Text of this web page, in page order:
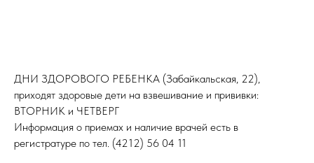
ДНИ ЗДОРОВОГО РЕБЕНКА (Забайкальская, 22),
приходят здоровые дети на взвешивание и прививки:
ВТОРНИК и ЧЕТВЕРГ
Информация о приемах и наличие врачей есть в
регистратуре по тел. (4212) 56 04 11
Служба здоровья
Детская поликлиника
им. Истомнина 2023 г.